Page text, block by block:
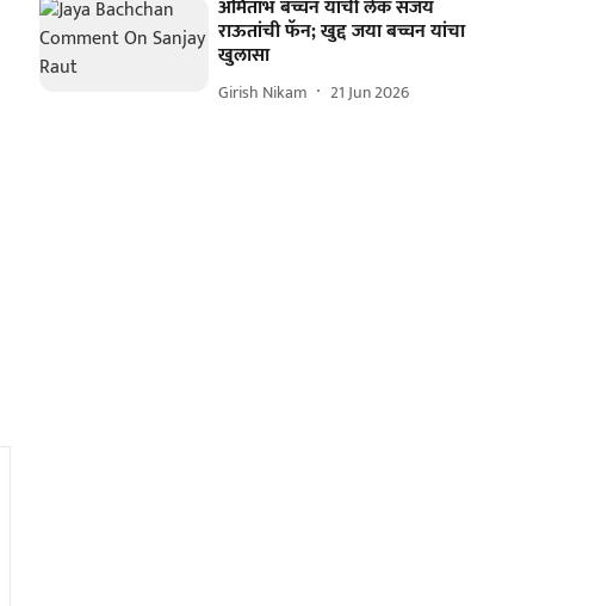
अमिताभ बच्चन यांची लेक संजय
राऊतांची फॅन; खुद्द जया बच्चन यांचा
खुलासा
Girish Nikam 21 Jun 2026